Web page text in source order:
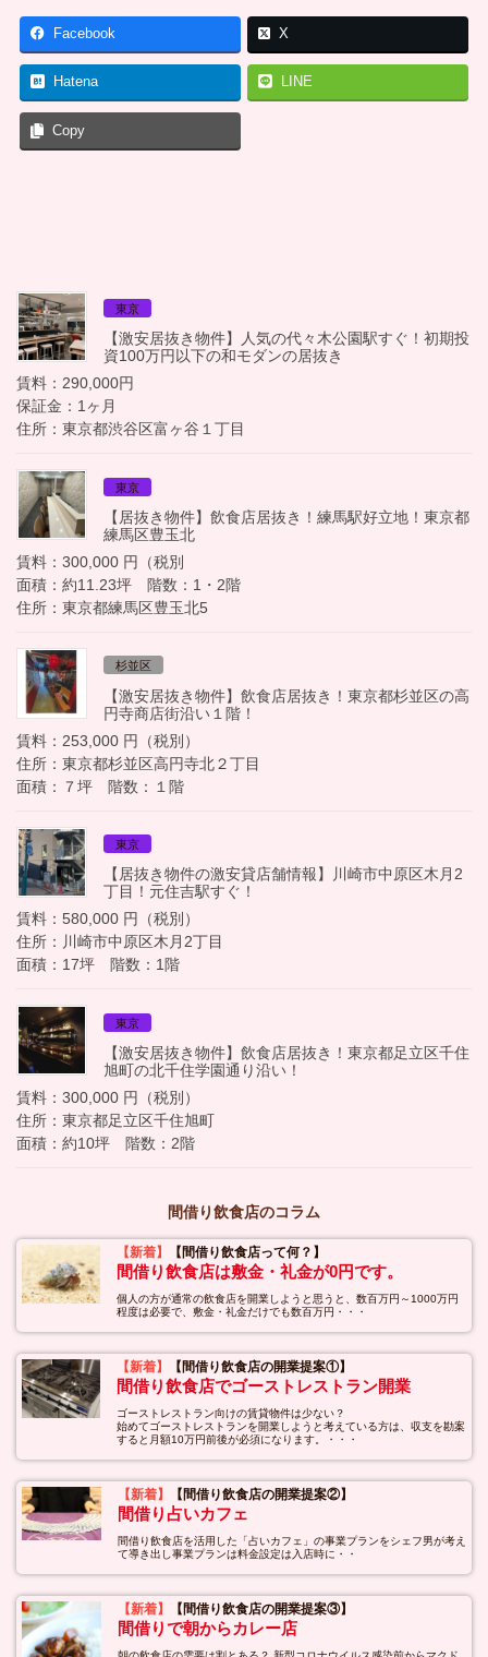
Facebook X
Hatena LINE
Copy
東京
【激安居抜き物件】人気の代々木公園駅すぐ！初期投
資100万円以下の和モダンの居抜き
賃料：290,000円
保証金：1ヶ月
住所：東京都渋谷区富ヶ谷１丁目
東京
【居抜き物件】飲食店居抜き！練馬駅好立地！東京都
練馬区豊玉北
賃料：300,000 円（税別
面積：約11.23坪 階数：1・2階
住所：東京都練馬区豊玉北5
杉並区
【激安居抜き物件】飲食店居抜き！東京都杉並区の高
円寺商店街沿い１階！
賃料：253,000 円（税別）
住所：東京都杉並区高円寺北２丁目
面積：７坪 階数：１階
東京
【居抜き物件の激安貸店舗情報】川崎市中原区木月2
丁目！元住吉駅すぐ！
賃料：580,000 円（税別）
住所：川崎市中原区木月2丁目
面積：17坪 階数：1階
東京
【激安居抜き物件】飲食店居抜き！東京都足立区千住
旭町の北千住学園通り沿い！
賃料：300,000 円（税別）
住所：東京都足立区千住旭町
面積：約10坪 階数：2階
間借り飲食店のコラム
【新着】 【間借り飲食店って何？】
間借り飲食店は敷金・礼金が0円です。
個人の方が通常の飲食店を開業しようと思うと、数百万円～1000万円
程度は必要で、敷金・礼金だけでも数百万円・・・
【新着】 【間借り飲食店の開業提案①】
間借り飲食店でゴーストレストラン開業
ゴーストレストラン向けの賃貸物件は少ない？
始めてゴーストレストランを開業しようと考えている方は、収支を勘案
すると月額10万円前後が必須になります。・・・
【新着】 【間借り飲食店の開業提案②】
間借り占いカフェ
間借り飲食店を活用した「占いカフェ」の事業プランをシェフ男が考え
て導き出し事業プランは料金設定は入店時に・・
【新着】 【間借り飲食店の開業提案③】
間借りで朝からカレー店